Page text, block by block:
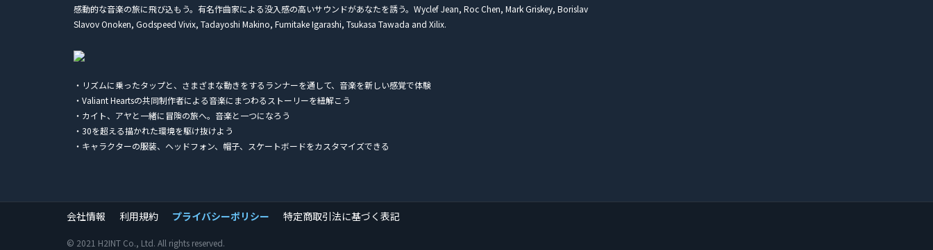
感動的な音楽の旅に飛び込もう。有名作曲家による没入感の高いサウンドがあなたを誘う。Wyclef Jean, Roc Chen, Mark Griskey, Borislav
Slavov Onoken, Godspeed Vivix, Tadayoshi Makino, Fumitake Igarashi, Tsukasa Tawada and Xilix.
・リズムに乗ったタップと、さまざまな動きをするランナーを通して、音楽を新しい感覚で体験
・Valiant Heartsの共同制作者による音楽にまつわるストーリーを紐解こう
・カイト、アヤと一緒に冒険の旅へ。音楽と一つになろう
・30を超える描かれた環境を駆け抜けよう
・キャラクターの服装、ヘッドフォン、帽子、スケートボードをカスタマイズできる
会社情報 利用規約 プライバシーポリシー 特定商取引法に基づく表記
© 2021 H2INT Co., Ltd. All rights reserved.